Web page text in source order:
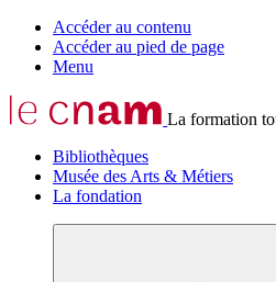
Accéder au contenu
Accéder au pied de page
Menu
La formation
Bibliothèques
Musée des Arts & Métiers
La fondation